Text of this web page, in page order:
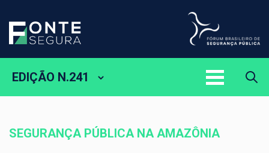
EDIÇÃO N.241
SEGURANÇA PÚBLICA NA AMAZÔNIA